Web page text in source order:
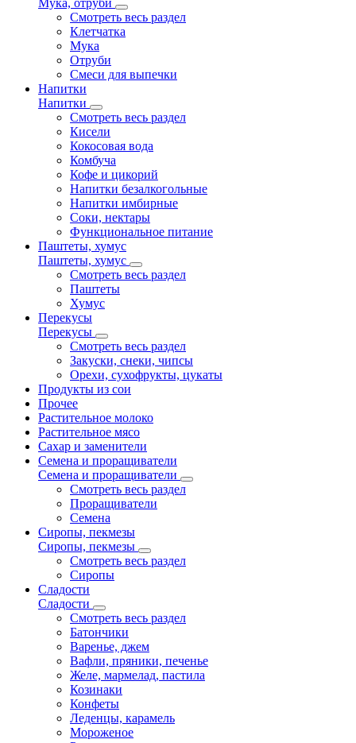
Мука, отруби
Смотреть весь раздел
Клетчатка
Мука
Отруби
Смеси для выпечки
Напитки
Напитки
Смотреть весь раздел
Кисели
Кокосовая вода
Комбуча
Кофе и цикорий
Напитки безалкогольные
Напитки имбирные
Соки, нектары
Функциональное питание
Паштеты, хумус
Паштеты, хумус
Смотреть весь раздел
Паштеты
Хумус
Перекусы
Перекусы
Смотреть весь раздел
Закуски, снеки, чипсы
Орехи, сухофрукты, цукаты
Продукты из сои
Прочее
Растительное молоко
Растительное мясо
Сахар и заменители
Семена и проращиватели
Семена и проращиватели
Смотреть весь раздел
Проращиватели
Семена
Сиропы, пекмезы
Сиропы, пекмезы
Смотреть весь раздел
Сиропы
Сладости
Сладости
Смотреть весь раздел
Батончики
Варенье, джем
Вафли, пряники, печенье
Желе, мармелад, пастила
Козинаки
Конфеты
Леденцы, карамель
Мороженое